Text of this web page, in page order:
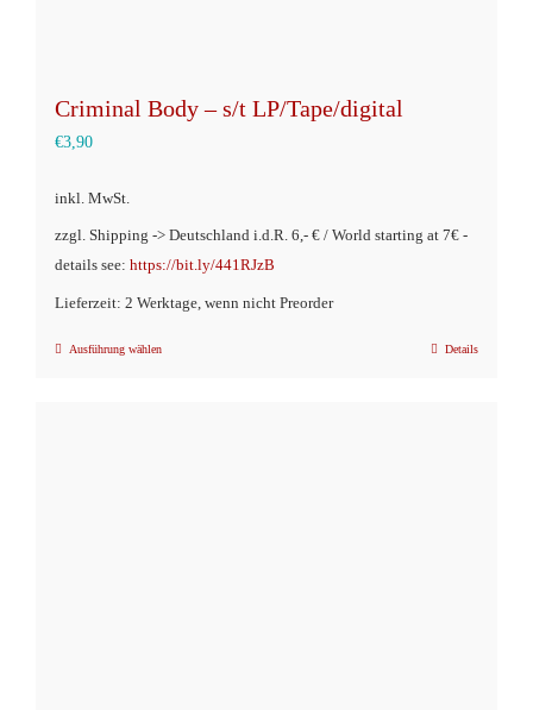
Criminal Body – s/t LP/Tape/digital
€3,90
inkl. MwSt.
zzgl. Shipping -> Deutschland i.d.R. 6,- € / World starting at 7€ -
details see: https://bit.ly/441RJzB
Lieferzeit: 2 Werktage, wenn nicht Preorder
Ausführung wählenDieses
Details